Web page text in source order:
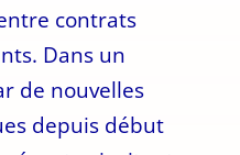
contrats
Dans un
de nouvelles
depuis début